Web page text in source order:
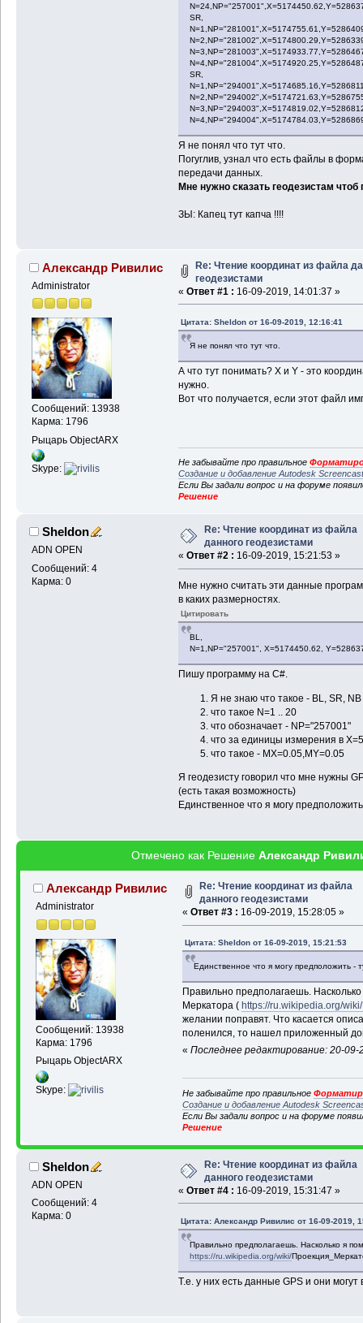
SR,
SR,
Я не понял что тут что.
Погуглив, узнал что есть файлы в
передачи данных.
Мне нужно сказать геодезистам
ЗЫ: Капец тут капча !!!!
Александр Ривилис
Administrator
Сообщений: 13938
Карма: 1796
Рыцарь ObjectARX
Skype:
Re: Чтение координат из файла
геодезистами
« Ответ #1 : 16-09-2019, 14:01:37 »
Цитата: Sheldon от 16-09-2019, 12:16:41
Я не понял что тут что.
А что тут понимать? X и Y - это
нужно.
Вот что получается, если этот файл
Не забывайте про правильное
Создание и добавление Autodesk
Если Вы задали вопрос и на форуме
Решение
Sheldon
ADN OPEN
Сообщений: 4
Карма: 0
Re: Чтение координат из файла
данного геодезистами
« Ответ #2 : 16-09-2019, 15:21:53 »
Мне нужно считать эти данные
в каких размерностях.
Цитировать
BL,
N=1,NP="257001", X=5174450.62,
Пишу программу на C#.
Я не знаю что такое - BL, SR, NB
что такое N=1 .. 20
что обозначает - NP="257001"
что за единицы измерения в
что такое - MX=0.05,MY=0.05
Я геодезисту говорил что мне нужны
(есть такая возможность)
Единственное что я могу
Отмечено как Решение Александр
Александр Ривилис
Administrator
Сообщений: 13938
Карма: 1796
Рыцарь ObjectARX
Skype:
Re: Чтение координат из файла
данного геодезистами
« Ответ #3 : 16-09-2019, 15:28:05 »
Цитата: Sheldon от 16-09-2019, 15:21:53
Единственное что я могу предположить -
Правильно предполагаешь.
Меркатора ( https://ru.wikipedia.org/
желании поправят. Что касается
поленился, то нашел приложенный
« Последнее редактирование: 20-
Не забывайте про правильное
Создание и добавление Autodesk
Если Вы задали вопрос и на форуме
Решение
Sheldon
ADN OPEN
Сообщений: 4
Карма: 0
Re: Чтение координат из файла
данного геодезистами
« Ответ #4 : 16-09-2019, 15:31:47 »
Цитата: Александр Ривилис от 16-09-2019,
Правильно предполагаешь. Насколько я
https://ru.wikipedia.org/wiki/
Т.е. у них есть данные GPS и они